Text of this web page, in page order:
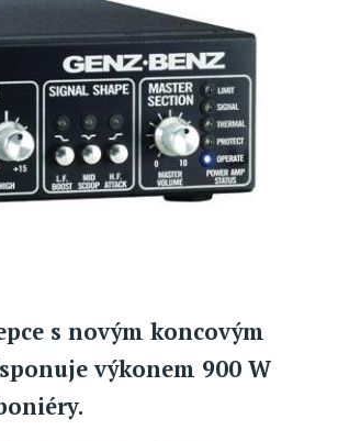
s novým koncovým
výkonem 900 W